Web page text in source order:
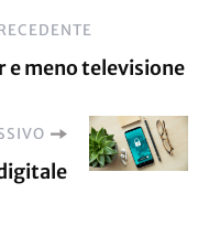
e meno televisione